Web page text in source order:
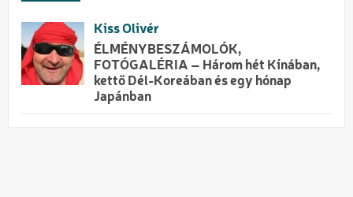
Kiss Olivér
ÉLMÉNYBESZÁMOLÓK,
FOTÓGALÉRIA – Három hét Kínában,
kettő Dél-Koreában és egy hónap
Japánban